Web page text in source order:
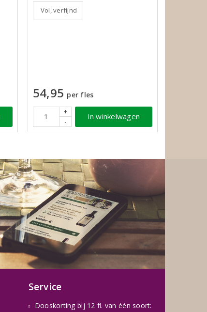
Vol, verfijnd
54,95 per fles
+
-
In winkelwagen
Service
Dooskorting bij 12 fl. van één soort: